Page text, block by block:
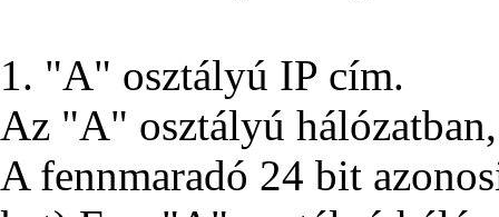
1. "A" osztályú IP cím.
Az "A" osztályú
A fennmaradó 24 bit